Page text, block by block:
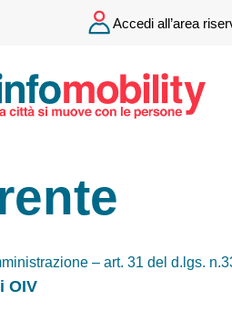
Accedi all’area
– art. 31 del d.lgs.
OIV